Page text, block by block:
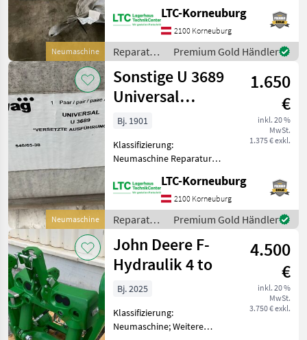
Neumaschine
TraktorenteileLTC-Korneuburg
2100 Korneuburg
Reparatur
und
Ersatzteile
/ Sonstige
Premium Gold Händler
Neumaschine
Sonstige U 3689
Universal
540/65-38
1.650
€
inkl. 20 %
MwSt.
1.375 € exkl.
Bj. 1901
Klassifizierung:
Neumaschine Reparatur
TraktorenteileLTC-Korneuburg
2100 Korneuburg
Reparatur
und
Ersatzteile
/ Sonstige
Premium Gold Händler
John Deere F-
Hydraulik 4 to
4.500
€
inkl. 20 %
MwSt.
3.750 € exkl.
Bj. 2025
Klassifizierung:
Neumaschine; Weitere